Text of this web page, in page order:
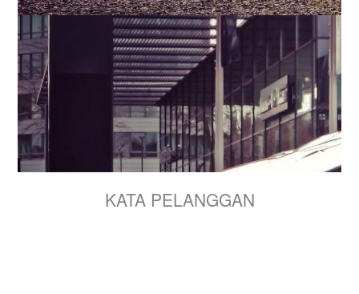
KATA PELANGGAN